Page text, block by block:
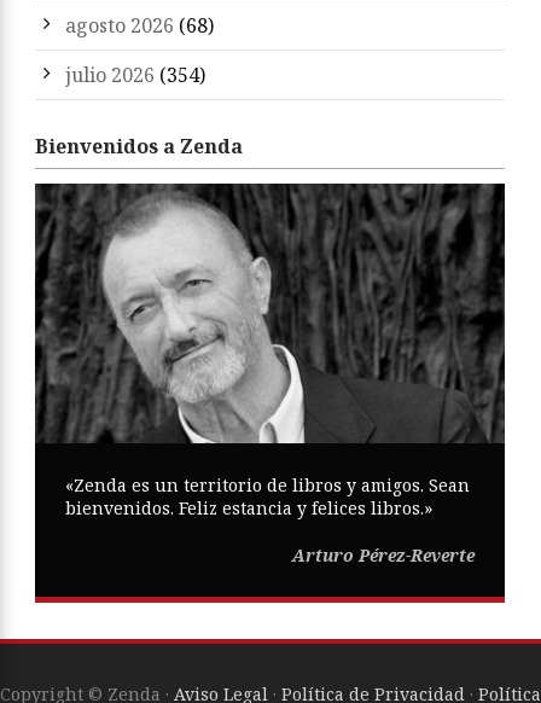
agosto 2026 (68)
julio 2026 (354)
Bienvenidos a Zenda
«Zenda es un territorio de libros y amigos. Sean
bienvenidos. Feliz estancia y felices libros.»
Arturo Pérez-Reverte
Copyright © Zenda · Aviso Legal · Política de Privacidad · Política